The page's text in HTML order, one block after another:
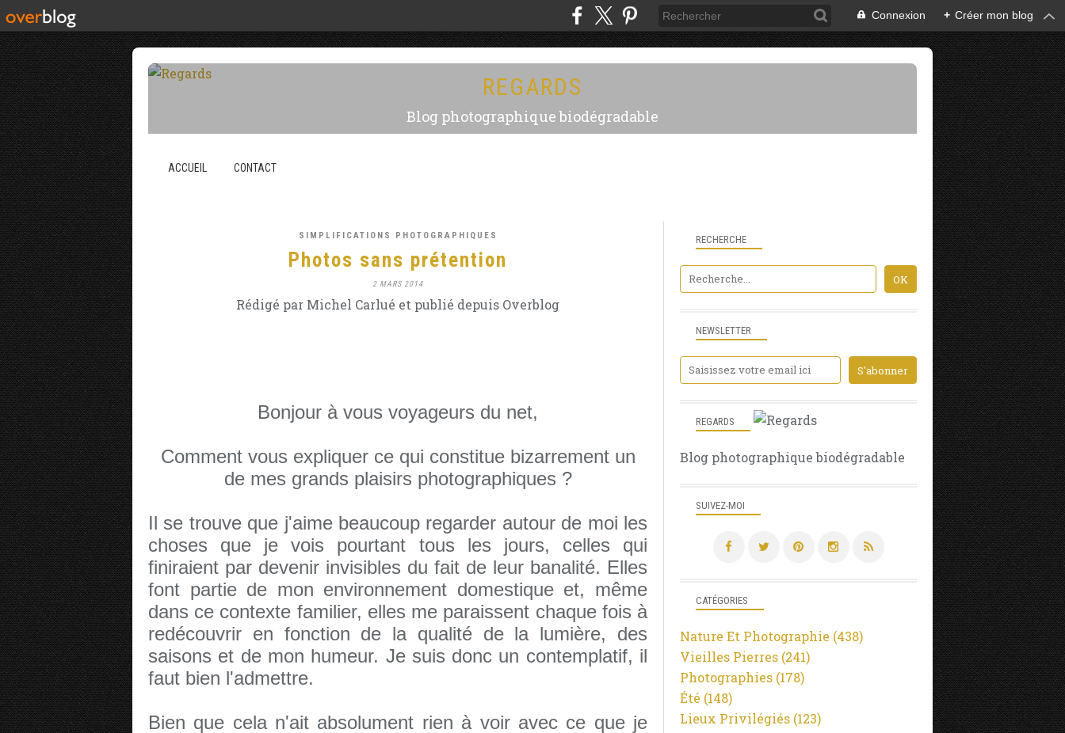
Connexion + Créer mon blog
REGARDS
Blog photographique biodégradable
ACCUEIL CONTACT
SIMPLIFICATIONS PHOTOGRAPHIQUES
Photos sans prétention
2 MARS 2014
Rédigé par Michel Carlué et publié depuis Overblog
Bonjour à vous voyageurs du net,
Comment vous expliquer ce qui constitue bizarrement un
de mes grands plaisirs photographiques ?
Il se trouve que j'aime beaucoup regarder autour de moi les
choses que je vois pourtant tous les jours, celles qui
finiraient par devenir invisibles du fait de leur banalité. Elles
font partie de mon environnement domestique et, même
dans ce contexte familier, elles me paraissent chaque fois à
redécouvrir en fonction de la qualité de la lumière, des
saisons et de mon humeur. Je suis donc un contemplatif, il
faut bien l'admettre.
Bien que cela n'ait absolument rien à voir avec ce que je
NEWSLETTER
SUIVEZ-MOI
RECHERCHE
REGARDS
Blog photographique biodégradable
CATÉGORIES
Nature Et Photographie (438)
Vieilles Pierres (241)
Photographies (178)
Été (148)
Lieux Privilégiés (123)